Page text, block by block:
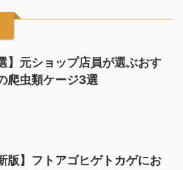
】元ショップ店員が選ぶおす
爬虫類ケージ3選
版】フトアゴヒゲトカゲにお